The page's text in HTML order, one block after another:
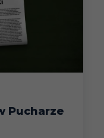
Pucharze